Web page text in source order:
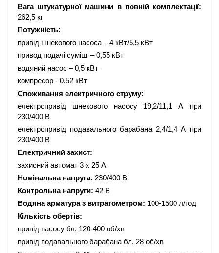
Вага штукатурної машини в повній комплектації:
262,5 кг
Потужність:
привід шнекового насоса – 4 кВт/5,5 кВт
привод подачі суміші – 0,55 кВт
водяний насос – 0,5 кВт
компресор - 0,52 кВт
Споживання електричного струму:
електропривід шнекового насосу 19,2/11,1 А при
230/400 В
електропривід подавального барабана 2,4/1,4 А при
230/400 В
Електричний захист:
захисний автомат 3 х 25 А
Номінальна напруга: 230/400 В
Контрольна напруги: 42 В
Водяна арматура з витратометром: 100-1500 л/год
Кількість обертів:
привід насосу бл. 120-400 об/хв
привід подавального барабана бл. 28 об/хв